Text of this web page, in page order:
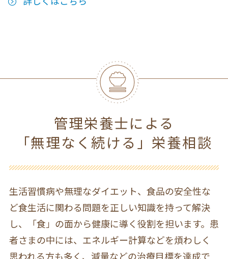
管理栄養士による
「無理なく続ける」栄養相談
生活習慣病や無理なダイエット、食品の安全性な
ど食生活に関わる問題を正しい知識を持って解決
し、「食」の面から健康に導く役割を担います。患
者さまの中には、エネルギー計算などを煩わしく
思われる方も多く、減量などの治療目標を達成で